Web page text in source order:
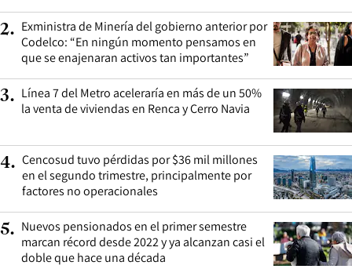
2. Exministra de Minería del gobierno anterior por
Codelco: “En ningún momento pensamos en
que se enajenaran activos tan importantes”
3. Línea 7 del Metro aceleraría en más de un 50%
la venta de viviendas en Renca y Cerro Navia
4. Cencosud tuvo pérdidas por $36 mil millones
en el segundo trimestre, principalmente por
factores no operacionales
5. Nuevos pensionados en el primer semestre
marcan récord desde 2022 y ya alcanzan casi el
doble que hace una década